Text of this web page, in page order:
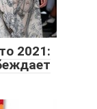
2021: